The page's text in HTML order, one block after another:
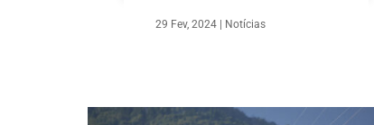
29 Fev, 2024 | Notícias